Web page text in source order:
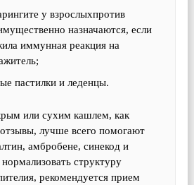
у взрослыхпротив
назначаются, если
иммунная реакция на
пастилки и леденцы.
или сухим кашлем, как
лучше всего помогают
амбробене, синекод и
структуру
рекомендуется прием